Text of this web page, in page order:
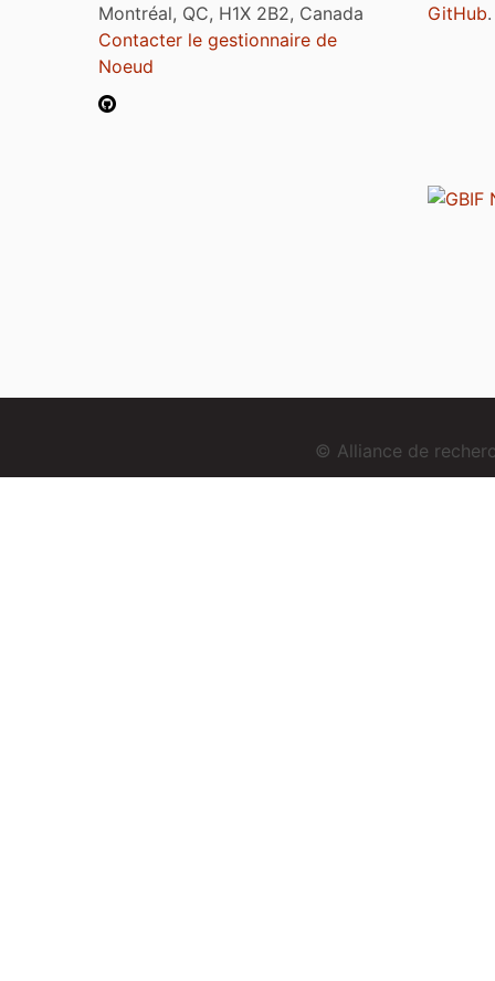
Montréal, QC, H1X 2B2, Canada
Contacter le gestionnaire de
Noeud
GitHub.
© Alliance de